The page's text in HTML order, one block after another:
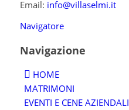
Email: info@villaselmi.it
Navigatore
Navigazione
HOME
MATRIMONI
EVENTI E CENE AZIENDALI